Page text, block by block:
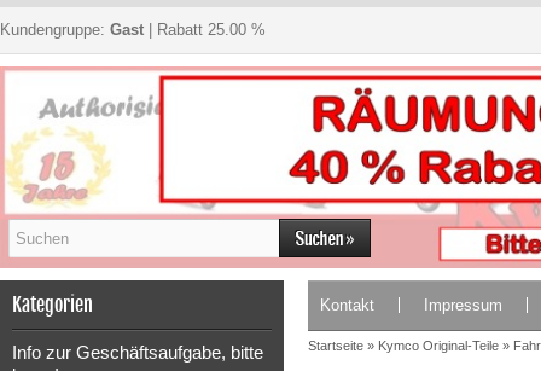
Kundengruppe: Gast | Rabatt 25.00 %
Kategorien
Info zur Geschäftsaufgabe, bitte
Kontakt Impressum
Startseite » Kymco Original-Teile »